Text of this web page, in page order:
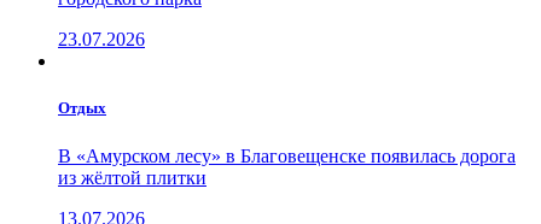
23.07.2026
Отдых
В «Амурском лесу» в Благовещенске появилась дорога
из жёлтой плитки
13.07.2026